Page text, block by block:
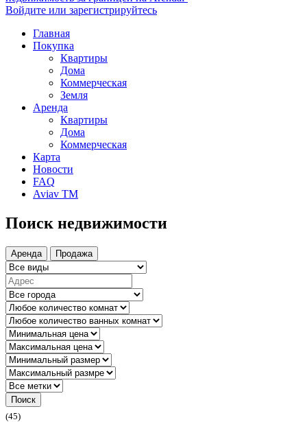
Войдите или зарегистрируйтесь
Главная
Покупка
Квартиры
Дома
Коммерческая
Земля
Аренда
Квартиры
Дома
Коммерческая
Карта
Новости
FAQ
Aviav TM
Поиск недвижимости
Аренда Продажа
Поиск
(45)